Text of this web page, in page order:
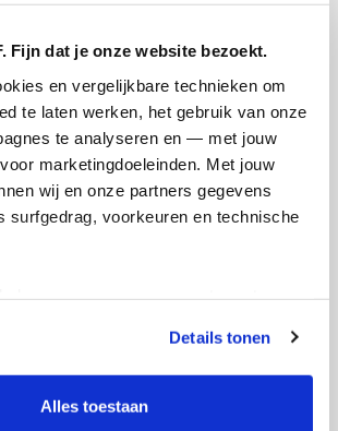
Fijn dat je onze website bezoekt.
en vergelijkbare technieken om
te laten werken, het gebruik van onze
te analyseren en — met jouw
marketingdoeleinden. Met jouw
wij en onze partners gegevens
surfgedrag, voorkeuren en technische
toestemming op elk moment wijzigen of
instellingen onderaan de pagina. De
te vinden in het tabblad “details”.
Details tonen
Alles toestaan
aan de transactiekosten
extra.